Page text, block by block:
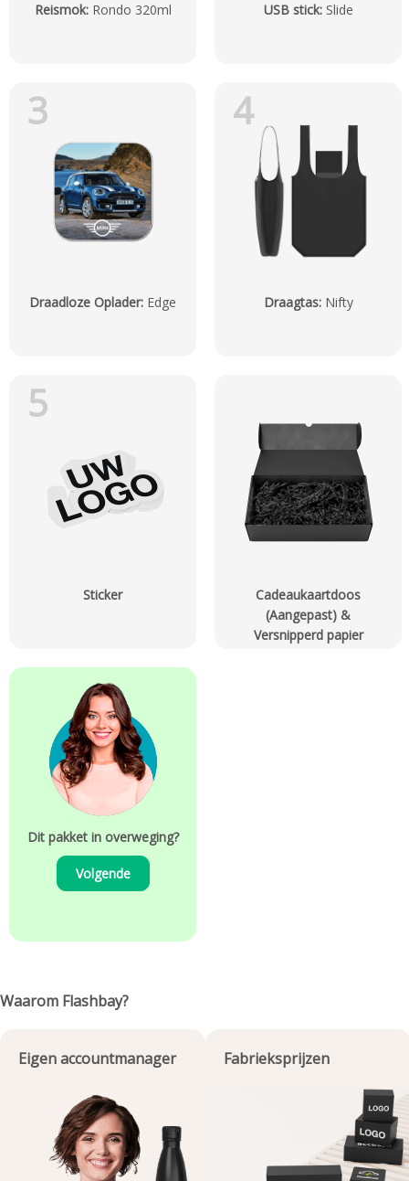
Reismok: Rondo 320ml USB stick: Slide
3
Draadloze Oplader: Edge
4
Draagtas: Nifty
5
Sticker
Cadeaukaartdoos
(Aangepast) &
Versnipperd papier
Dit pakket in overweging?
Volgende
Waarom Flashbay?
Eigen accountmanager Fabrieksprijzen